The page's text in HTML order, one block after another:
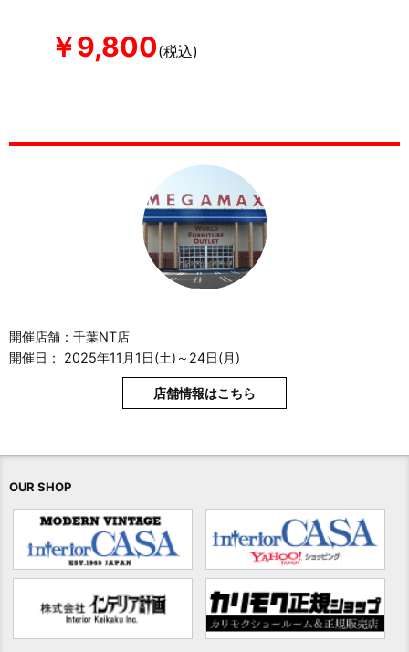
￥9,800(税込)
開催店舗：千葉NT店
開催日： 2025年11月1日(土)～24日(月)
店舗情報はこちら
OUR SHOP